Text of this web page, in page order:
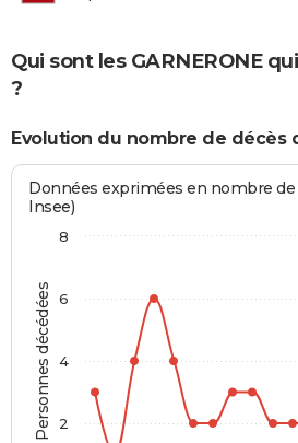
Qui sont les GARNERONE
?
Evolution du nombre de décès
Personnes décédées
Données exprimées en nombre de
Insee)
2
4
6
8